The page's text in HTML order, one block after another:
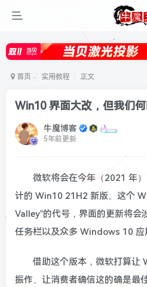
首页 实用教程 正文
Win10 界面大改，但我们
牛魔博客
5年前更新
微软将会在今年（2021 年
计的 Win10 21H2 新版。这个
Valley”的代号，界面的更新将会
任务栏以及众多 Windows 10 应
借助这个版本，微软打算让
振作、让消费者确信这的确是最